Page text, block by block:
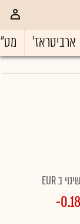
ארביטראז'
שינוי ב EUR
-0.18